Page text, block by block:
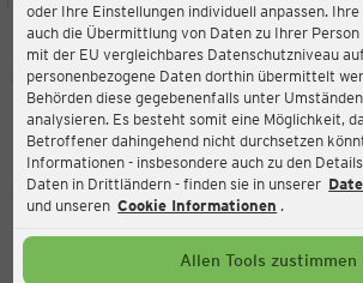
oder Ihre Einstellungen individuell anpassen.
auch die Übermittlung von Daten zu Ihrer
mit der EU vergleichbares Datenschutzniveau
personenbezogene Daten dorthin übermittelt
Behörden diese gegebenenfalls unter
analysieren. Es besteht somit eine Möglichkeit,
Betroffener dahingehend nicht durchsetzen
Informationen - insbesondere auch zu den
Daten in Drittländern - finden sie in unserer
und unseren Cookie Informationen .
Allen Tools zustimmen
Ernsting's family
Mainzer-Straße 6, 76726
Aktuell:
Geöffnet